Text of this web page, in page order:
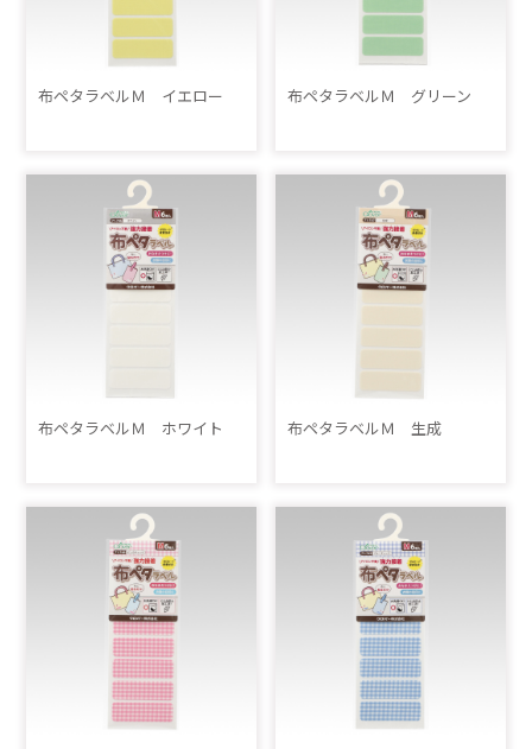
布ペタラベルＭ イエロー 布ペタラベルＭ グリーン
布ペタラベルＭ ホワイト 布ペタラベルＭ 生成